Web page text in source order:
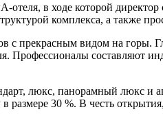
в ходе которой
комплекса, а также
прекрасным видом на горы.
Профессионалы составляют
люкс, панорамный люкс и
размере 30 %. В честь